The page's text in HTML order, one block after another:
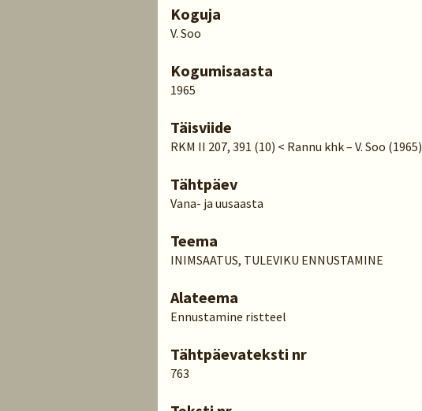
Koguja
V. Soo
Kogumisaasta
1965
Täisviide
RKM II 207, 391 (10) < Rannu khk – V. Soo (1965)
Tähtpäev
Vana- ja uusaasta
Teema
INIMSAATUS, TULEVIKU ENNUSTAMINE
Alateema
Ennustamine ristteel
Tähtpäevateksti nr
763